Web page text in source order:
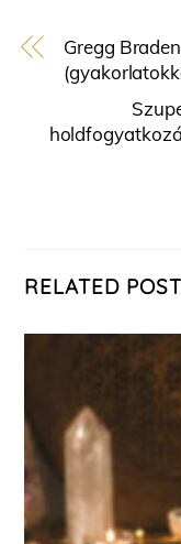
Gregg
RELATED